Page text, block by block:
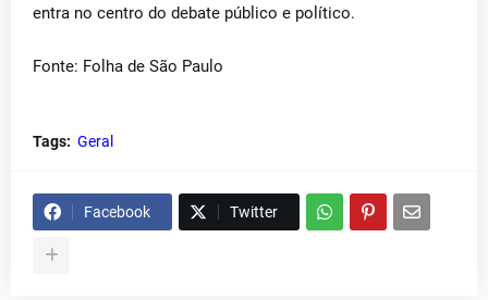
entra no centro do debate público e político.
Fonte: Folha de São Paulo
Tags: Geral
Facebook Twitter